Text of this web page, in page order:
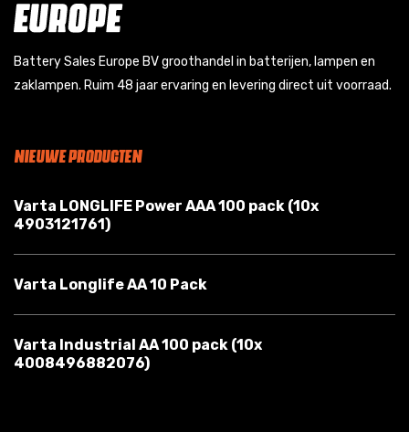
Battery Sales Europe BV groothandel in batterijen, lampen en
zaklampen. Ruim 48 jaar ervaring en levering direct uit voorraad.
NIEUWE PRODUCTEN
Varta LONGLIFE Power AAA 100 pack (10x
4903121761)
Varta Longlife AA 10 Pack
Varta Industrial AA 100 pack (10x
4008496882076)